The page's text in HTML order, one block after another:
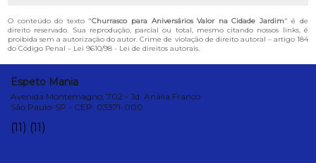
O conteúdo do texto "Churrasco para Aniversários Valor na Cidade Jardim" é de
direito reservado. Sua reprodução, parcial ou total, mesmo citando nossos links, é
proibida sem a autorização do autor. Crime de violação de direito autoral – artigo 184
do Código Penal – Lei 9610/98 - Lei de direitos autorais.
Espeto Mania
Avenida Montemagno, 702 - Jd. Anália Franco
São Paulo-SP - CEP: 03371-000
(11) (11)